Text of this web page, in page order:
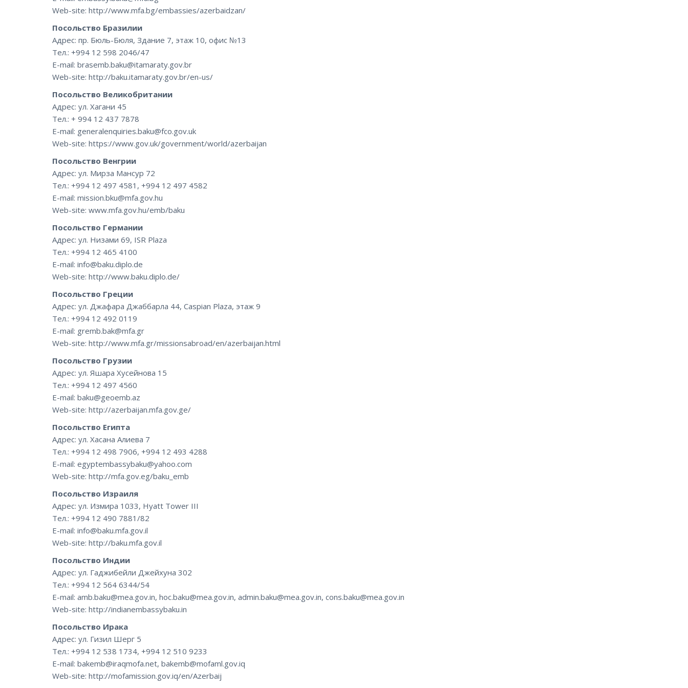
Web-site: http://www.mfa.bg/embassies/azerbaidzan/
Посольство Бразилии
Адрес: пр. Бюль-Бюля, Здание 7, этаж 10, офис №13
Тел.: +994 12 598 2046/47
E-mail: brasemb.baku@itamaraty.gov.br
Web-site: http://baku.itamaraty.gov.br/en-us/
Посольство Великобритании
Адрес: ул. Хагани 45
Тел.: + 994 12 437 7878
E-mail: generalenquiries.baku@fco.gov.uk
Web-site: https://www.gov.uk/government/world/azerbaijan
Посольство Венгрии
Адрес: ул. Мирза Мансур 72
Тел.: +994 12 497 4581, +994 12 497 4582
E-mail: mission.bku@mfa.gov.hu
Web-site: www.mfa.gov.hu/emb/baku
Посольство Германии
Адрес: ул. Низами 69, ISR Plaza
Тел.: +994 12 465 4100
E-mail: info@baku.diplo.de
Web-site: http://www.baku.diplo.de/
Посольство Греции
Адрес: ул. Джафара Джаббарла 44, Caspian Plaza, этаж 9
Тел.: +994 12 492 0119
E-mail: gremb.bak@mfa.gr
Web-site: http://www.mfa.gr/missionsabroad/en/azerbaijan.html
Посольство Грузии
Адрес: ул. Яшара Хусейнова 15
Тел.: +994 12 497 4560
E-mail: baku@geoemb.az
Web-site: http://azerbaijan.mfa.gov.ge/
Посольство Египта
Адрес: ул. Хасана Алиева 7
Тел.: +994 12 498 7906, +994 12 493 4288
E-mail: egyptembassybaku@yahoo.com
Web-site: http://mfa.gov.eg/baku_emb
Посольство Израиля
Адрес: ул. Измира 1033, Hyatt Tower III
Тел.: +994 12 490 7881/82
E-mail: info@baku.mfa.gov.il
Web-site: http://baku.mfa.gov.il
Посольство Индии
Адрес: ул. Гаджибейли Джейхуна 302
Тел.: +994 12 564 6344/54
E-mail: amb.baku@mea.gov.in, hoc.baku@mea.gov.in, admin.baku@mea.gov.in, cons.baku@mea.gov.in
Web-site: http://indianembassybaku.in
Посольство Ирака
Адрес: ул. Гизил Шерг 5
Тел.: +994 12 538 1734, +994 12 510 9233
E-mail: bakemb@iraqmofa.net, bakemb@mofaml.gov.iq
Web-site: http://mofamission.gov.iq/en/Azerbaij